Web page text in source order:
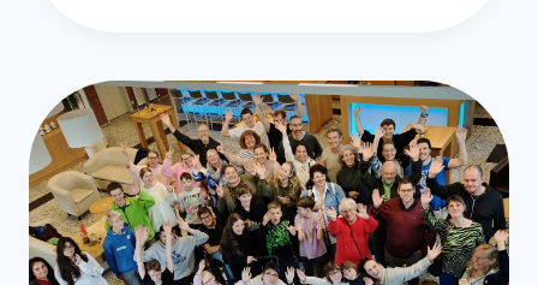
TROTZ
GESUNDHEITLICHER
EINSCHRÄNKUNG